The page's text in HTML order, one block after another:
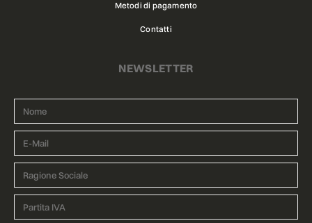
Metodi di pagamento
Contatti
NEWSLETTER